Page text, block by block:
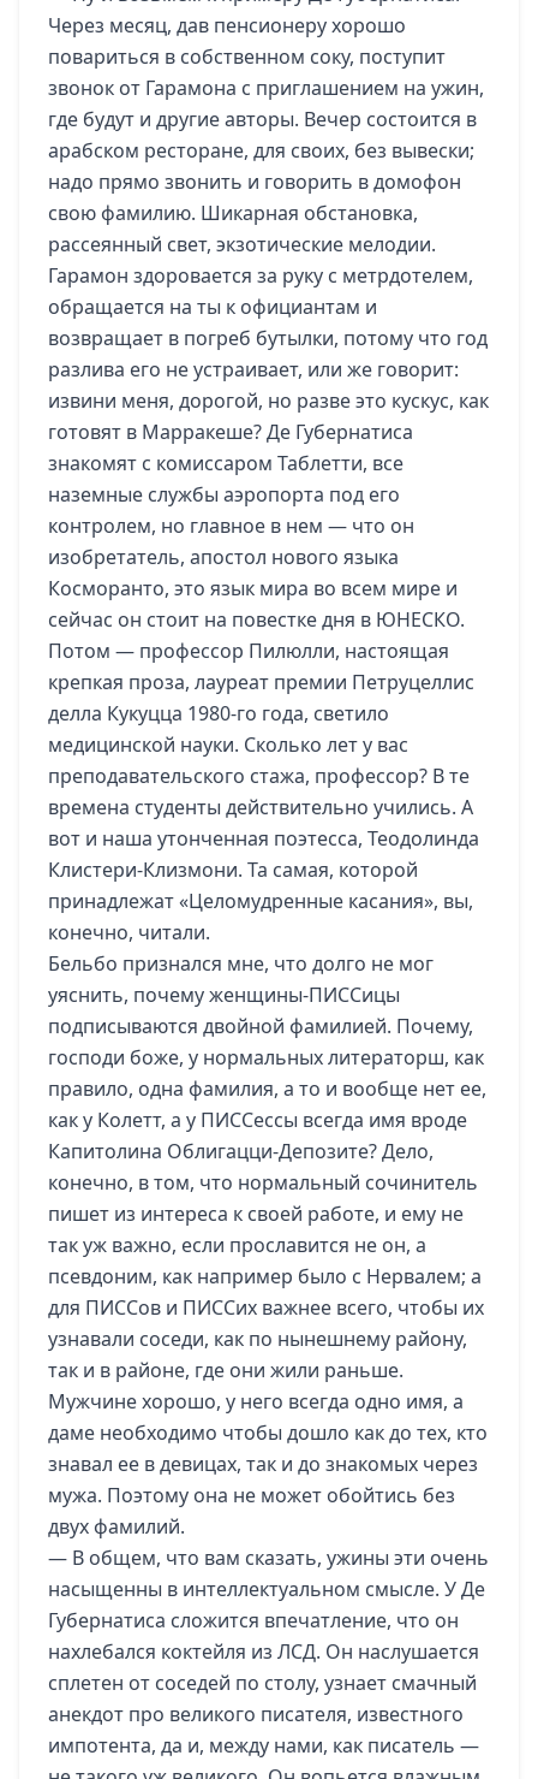
Через месяц, дав пенсионеру хорошо
повариться в собственном соку, поступит
звонок от Гарамона с приглашением на ужин,
где будут и другие авторы. Вечер состоится в
арабском ресторане, для своих, без вывески;
надо прямо звонить и говорить в домофон
свою фамилию. Шикарная обстановка,
рассеянный свет, экзотические мелодии.
Гарамон здоровается за руку с метрдотелем,
обращается на ты к официантам и
возвращает в погреб бутылки, потому что год
разлива его не устраивает, или же говорит:
извини меня, дорогой, но разве это кускус, как
готовят в Марракеше? Де Губернатиса
знакомят с комиссаром Таблетти, все
наземные службы аэропорта под его
контролем, но главное в нем — что он
изобретатель, апостол нового языка
Косморанто, это язык мира во всем мире и
сейчас он стоит на повестке дня в ЮНЕСКО.
Потом — профессор Пилюлли, настоящая
крепкая проза, лауреат премии Петруцеллис
делла Кукуцца 1980-го года, светило
медицинской науки. Сколько лет у вас
преподавательского стажа, профессор? В те
времена студенты действительно учились. А
вот и наша утонченная поэтесса, Теодолинда
Клистери-Клизмони. Та самая, которой
принадлежат «Целомудренные касания», вы,
конечно, читали.
Бельбо признался мне, что долго не мог
уяснить, почему женщины-ПИССицы
подписываются двойной фамилией. Почему,
господи боже, у нормальных литераторш, как
правило, одна фамилия, а то и вообще нет ее,
как у Колетт, а у ПИССессы всегда имя вроде
Капитолина Облигацци-Депозите? Дело,
конечно, в том, что нормальный сочинитель
пишет из интереса к своей работе, и ему не
так уж важно, если прославится не он, а
псевдоним, как например было с Нервалем; а
для ПИССов и ПИССих важнее всего, чтобы их
узнавали соседи, как по нынешнему району,
так и в районе, где они жили раньше.
Мужчине хорошо, у него всегда одно имя, а
даме необходимо чтобы дошло как до тех, кто
знавал ее в девицах, так и до знакомых через
мужа. Поэтому она не может обойтись без
двух фамилий.
— В общем, что вам сказать, ужины эти очень
насыщенны в интеллектуальном смысле. У Де
Губернатиса сложится впечатление, что он
нахлебался коктейля из ЛСД. Он наслушается
сплетен от соседей по столу, узнает смачный
анекдот про великого писателя, известного
импотента, да и, между нами, как писатель —